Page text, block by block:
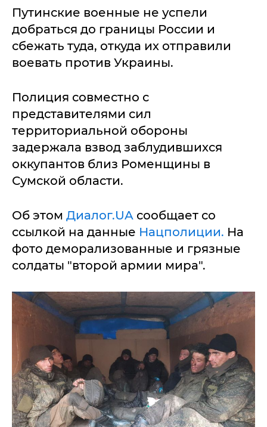
Путинские военные не успели
добраться до границы России и
сбежать туда, откуда их отправили
воевать против Украины.
Полиция совместно с
представителями сил
территориальной обороны
задержала взвод заблудившихся
оккупантов близ Роменщины в
Сумской области.
Об этом Диалог.UA сообщает со
ссылкой на данные Нацполиции. На
фото деморализованные и грязные
солдаты "второй армии мира".